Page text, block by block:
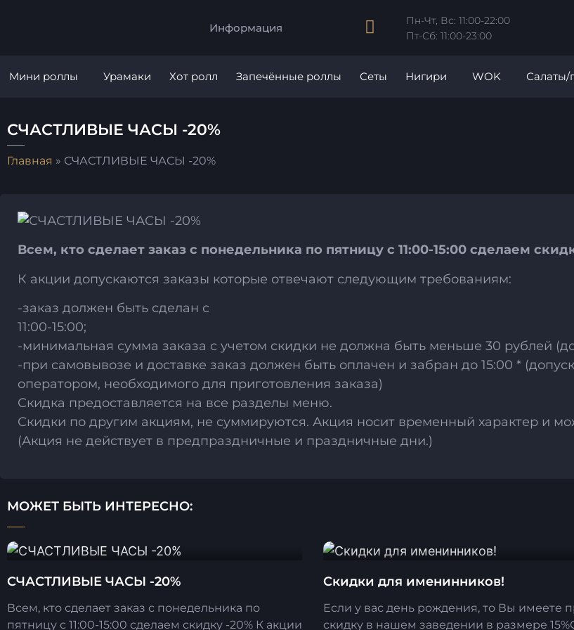
Информация
Пн-Чт, Вс: 11:00-22:00
Пт-Сб: 11:00-23:00
Мини роллы Урамаки Хот ролл Запечённые роллы Сеты Нигири WOK Салаты/
СЧАСТЛИВЫЕ ЧАСЫ -20%
Главная » СЧАСТЛИВЫЕ ЧАСЫ -20%
Всем, кто сделает заказ с понедельника по пятницу с 11:00-15:00 сделаем
К акции допускаются заказы которые отвечают следующим требованиям:
-заказ должен быть сделан с
11:00-15:00;
-минимальная сумма заказа с учетом скидки не должна быть меньше 30 рублей
-при самовывозе и доставке заказ должен быть оплачен и забран до 15:00 *
оператором, необходимого для приготовления заказа)
Скидка предоставляется на все разделы меню.
Скидки по другим акциям, не суммируются. Акция носит временный характер и
(Акция не действует в предпраздничные и праздничные дни.)
МОЖЕТ БЫТЬ ИНТЕРЕСНО:
СЧАСТЛИВЫЕ ЧАСЫ -20%
Всем, кто сделает заказ с понедельника по
пятницу с 11:00-15:00 сделаем скидку -20% К акции
Скидки для именинников!
Если у вас день рождения, то Вы имеете
скидку в нашем заведении в размере